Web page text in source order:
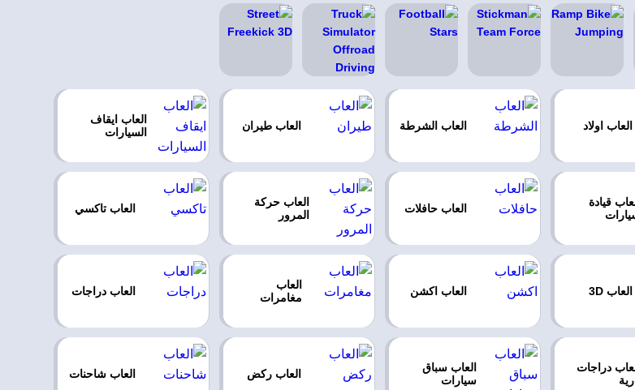
العاب اولاد العاب الشرطة العاب طيران
العاب ايقاف
السيارات
قيادة
العاب حافلات
العاب حركة
المرور
العاب تاكسي
العاب 3D العاب اكشن
العاب
مغامرات
العاب دراجات
دراجات
العاب سباق
سيارات
العاب ركض العاب شاحنات